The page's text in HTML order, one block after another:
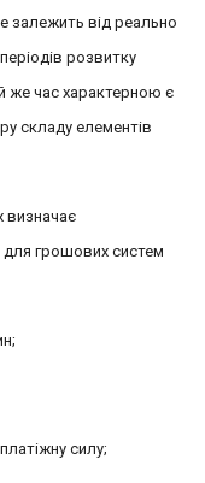
залежить від реально
розвитку
же час характерною є
складу елементів
визначає
для грошових систем
силу;